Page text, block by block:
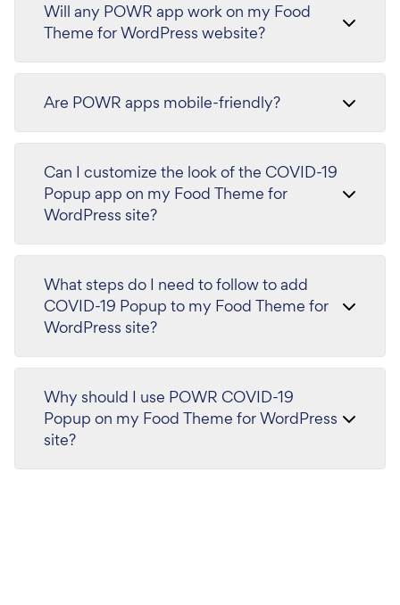
Will any POWR app work on my Food
Theme for WordPress website?
Are POWR apps mobile-friendly?
Can I customize the look of the COVID-19
Popup app on my Food Theme for
WordPress site?
What steps do I need to follow to add
COVID-19 Popup to my Food Theme for
WordPress site?
Why should I use POWR COVID-19
Popup on my Food Theme for WordPress
site?